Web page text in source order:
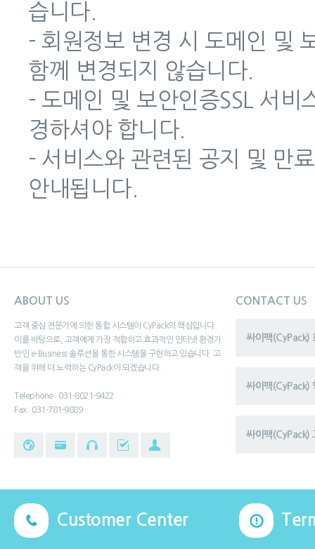
습니다.
- 회원정보 변경 시 도메인 및
함께 변경되지 않습니다.
- 도메인 및 보안인증SSL 서
경하셔야 합니다.
- 서비스와 관련된 공지 및 만
안내됩니다.
ABOUT US
고객 중심 전문가에 의한 통합 시스템이 CyPack의 핵심입니다.
이를 바탕으로, 고객에게 가장 적합하고 효과적인 인터넷 환경기
반인 e-Business 솔루션을 통한 시스템을 구현하고 있습니다. 고
객을 위해 더 노력하는 CyPack이 되겠습니다.
Telephone : 031-8021-9422
Fax : 031-781-9889
CONTACT US
싸이팩(CyPack)
싸이팩(CyPack)
싸이팩(CyPack)
Customer Center